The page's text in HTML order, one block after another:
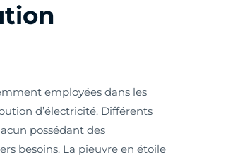
employées dans les
d’électricité. Différents
possédant des
besoins. La pieuvre en étoile